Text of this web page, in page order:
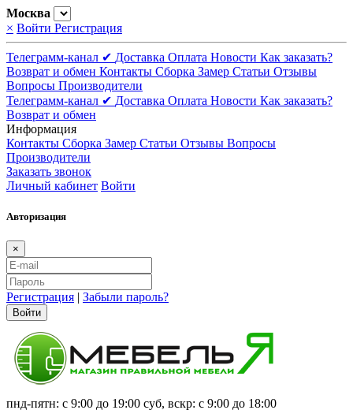
Москва
× Войти Регистрация
Телеграмм-канал ✔ Доставка Оплата Новости Как заказать?
Возврат и обмен Контакты Сборка Замер Статьи Отзывы
Вопросы Производители
Телеграмм-канал ✔ Доставка Оплата Новости Как заказать?
Возврат и обмен
Информация
Контакты Сборка Замер Статьи Отзывы Вопросы
Производители
Заказать звонок
Личный кабинет Войти
Авторизация
×
Регистрация | Забыли пароль?
Войти
пнд-пятн: с 9:00 до 19:00 суб, вскр: с 9:00 до 18:00